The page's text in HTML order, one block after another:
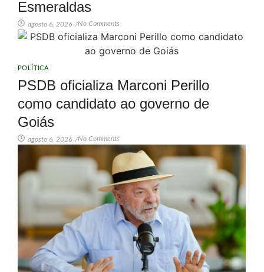
Esmeraldas
agosto 6, 2026 /No Comments
POLÍTICA
PSDB oficializa Marconi Perillo
como candidato ao governo de
Goiás
agosto 6, 2026 /No Comments